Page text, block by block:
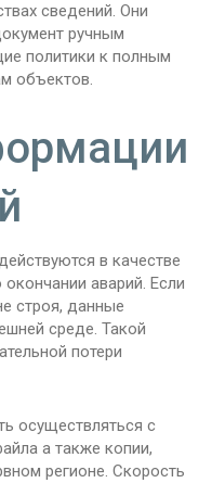
сведений. Они
ручным
политики к полным
объектов.
в качестве
аварий. Если
строя, данные
среде. Такой
потери
осуществляться с
а также копии,
регионе. Скорость